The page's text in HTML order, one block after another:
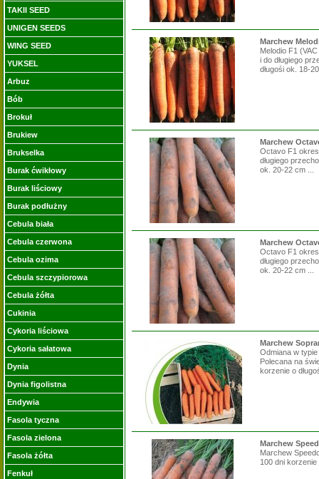
TAKII SEED
UNIGEN SEEDS
WING SEED
YUKSEL
Arbuz
Bób
Brokuł
Brukiew
Brukselka
Burak ćwikłowy
Burak liściowy
Burak podłużny
Cebula biała
Cebula czerwona
Cebula ozima
Cebula szczypiorowa
Cebula żółta
Cukinia
Cykoria liściowa
Cykoria sałatowa
Dynia
Dynia figolistna
Endywia
Fasola tyczna
Fasola zielona
Fasola żółta
Fenkuł
Marchew
Melodio F1
i do długiego
długośi ok. 18-
Marchew
Octavo F1
długiego
ok. 20-22 cm ...
Marchew
Octavo F1
długiego
ok. 20-22 cm ...
Marchew
Odmiana w
Polecana na
korzenie o
Marchew
Marchew
100 dni